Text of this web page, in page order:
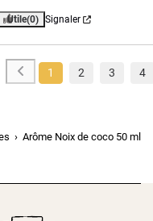
Utile(0) Signaler
1 2 3 4
Arôme Noix de coco 50 ml